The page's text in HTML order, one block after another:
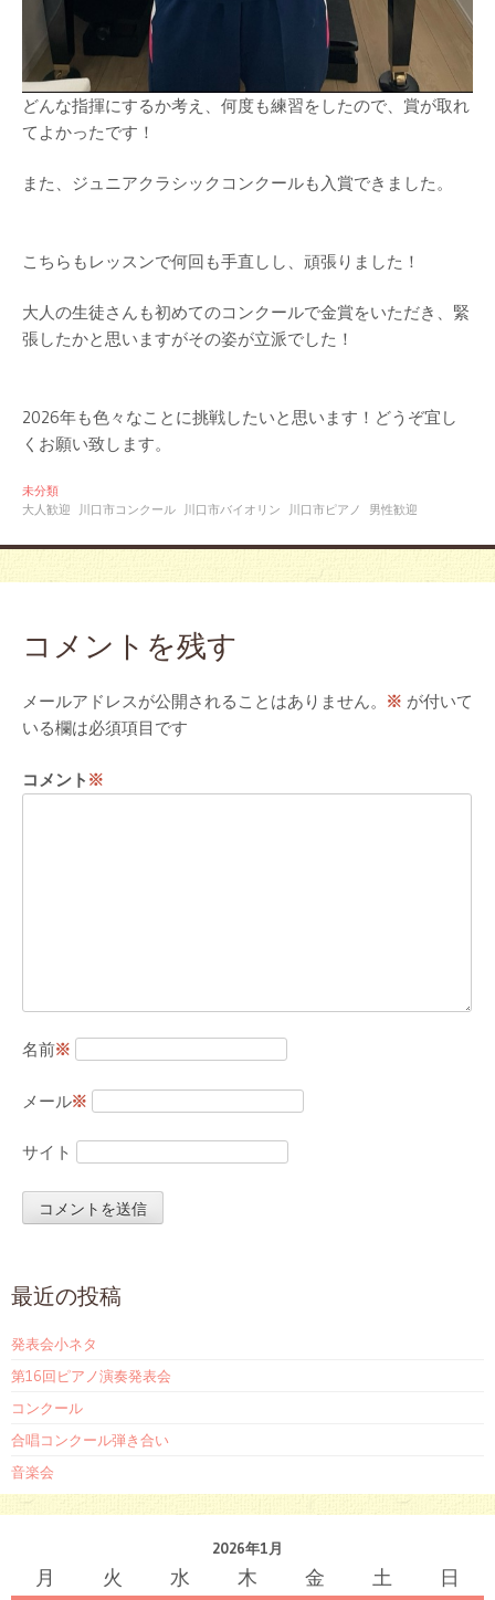
どんな指揮にするか考え、何度も練習をしたので、賞が取れ
てよかったです！
また、ジュニアクラシックコンクールも入賞できました。
こちらもレッスンで何回も手直しし、頑張りました！
大人の生徒さんも初めてのコンクールで金賞をいただき、緊
張したかと思いますがその姿が立派でした！
2026年も色々なことに挑戦したいと思います！どうぞ宜し
くお願い致します。
未分類
大人歓迎
川口市コンクール 川口市バイオリン 川口市ピアノ 男性歓迎
コメントを残す
メールアドレスが公開されることはありません。 ※ が付いて
いる欄は必須項目です
コメント※
名前※
メール※
サイト
最近の投稿
発表会小ネタ
第16回ピアノ演奏発表会
コンクール
合唱コンクール弾き合い
音楽会
2026年1月
月 火 水 木 金 土 日